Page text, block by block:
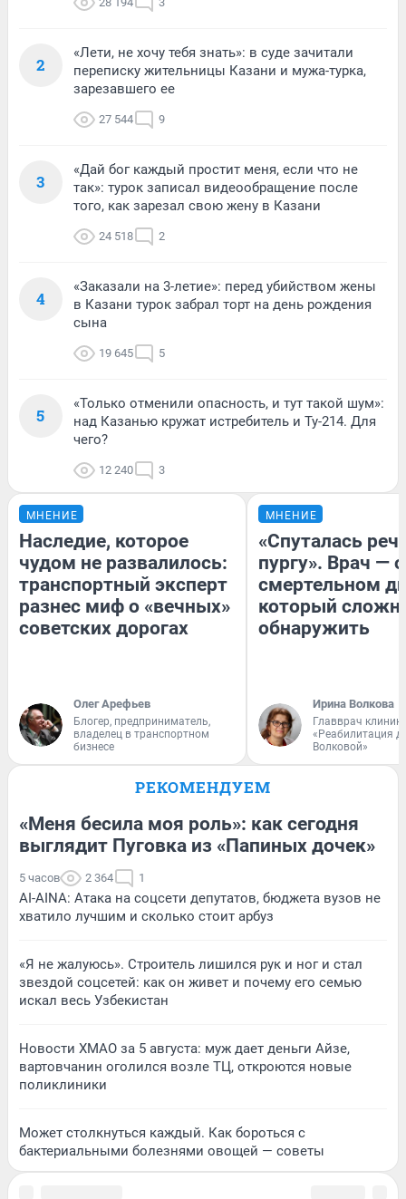
2
«Лети, не хочу тебя знать»: в суде зачитали
переписку жительницы Казани и мужа-турка,
зарезавшего ее
27 544 9
3
«Дай бог каждый простит меня, если что не
так»: турок записал видеообращение после
того, как зарезал свою жену в Казани
24 518 2
4
«Заказали на 3-летие»: перед убийством жены
в Казани турок забрал торт на день рождения
сына
19 645 5
5
«Только отменили опасность, и тут такой шум»:
над Казанью кружат истребитель и Ту-214. Для
чего?
12 240 3
МНЕНИЕ
Наследие, которое
чудом не развалилось:
транспортный эксперт
разнес миф о «вечных»
советских дорогах
Олег Арефьев
Блогер, предприниматель,
владелец в транспортном
бизнесе
МНЕНИЕ
«Спуталась
пургу». Врач — о
смертельном
который
обнаружить
Ирина Волкова
Главврач
«Реабилитация
Волковой»
РЕКОМЕНДУЕМ
«Меня бесила моя роль»: как сегодня
выглядит Пуговка из «Папиных дочек»
5 часов 2 364 1
AI-AINA: Атака на соцсети депутатов, бюджета вузов не
хватило лучшим и сколько стоит арбуз
«Я не жалуюсь». Строитель лишился рук и ног и стал
звездой соцсетей: как он живет и почему его семью
искал весь Узбекистан
Новости ХМАО за 5 августа: муж дает деньги Айзе,
вартовчанин оголился возле ТЦ, откроются новые
поликлиники
Может столкнуться каждый. Как бороться с
бактериальными болезнями овощей — советы